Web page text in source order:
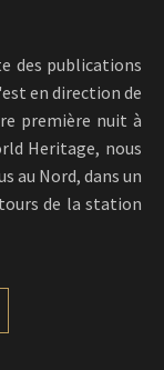
en direction de
première nuit à
Heritage, nous
au Nord, dans un
de la station